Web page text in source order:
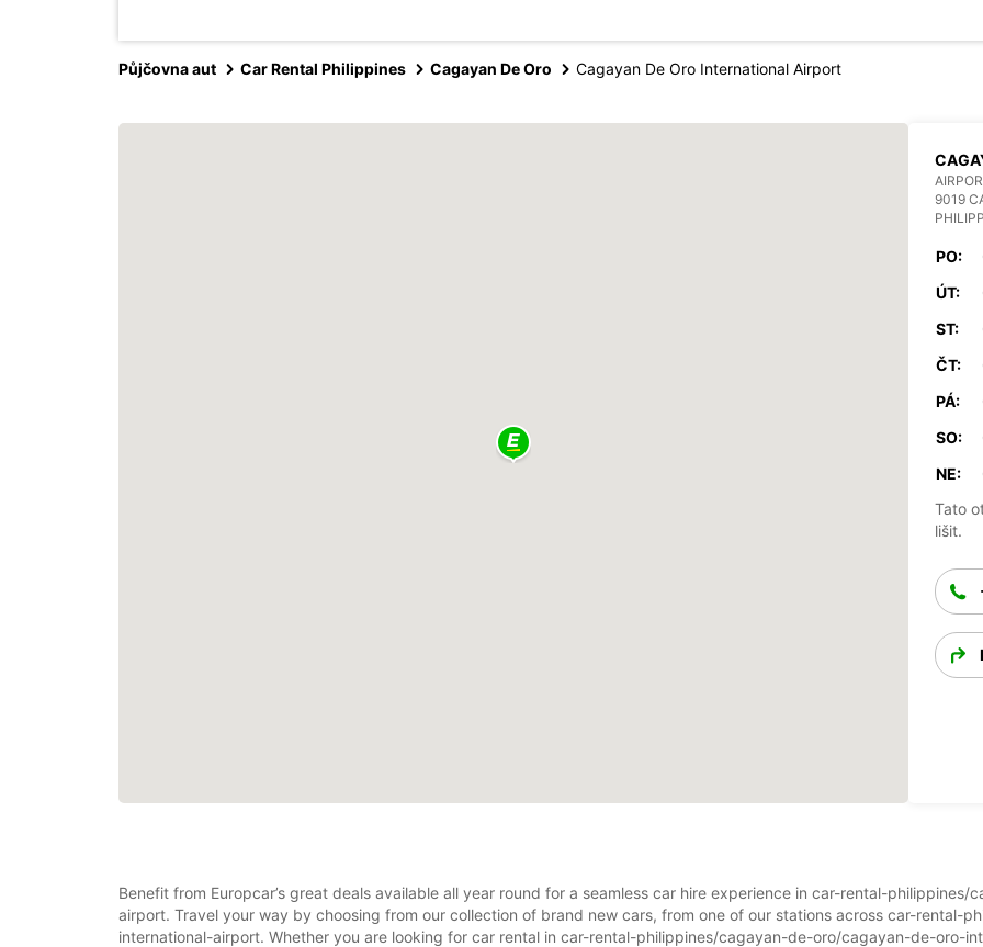
Půjčovna aut Car Rental Philippines Cagayan De Oro Cagayan De Oro International Airport
9019
PO:
ÚT:
ST:
ČT:
PÁ:
SO:
NE:
Tato
lišit.
Benefit from Europcar’s great deals available all year round for a seamless car hire experience in car-rental-
airport. Travel your way by choosing from our collection of brand new cars, from one of our stations across car-rental-
international-airport. Whether you are looking for car rental in car-rental-philippines/cagayan-de-oro/cagayan-de-oro-